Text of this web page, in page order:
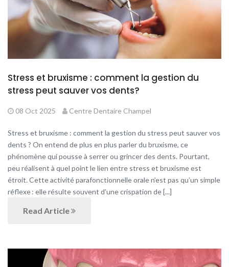
Stress et bruxisme : comment la gestion du
stress peut sauver vos dents?
08 Oct 2025 Centre Dentaire Champel
Stress et bruxisme : comment la gestion du stress peut sauver vos
dents ? On entend de plus en plus parler du bruxisme, ce
phénomène qui pousse à serrer ou grincer des dents. Pourtant,
peu réalisent à quel point le lien entre stress et bruxisme est
étroit. Cette activité parafonctionnelle orale n’est pas qu’un simple
réflexe : elle résulte souvent d’une crispation de [...]
Read Article